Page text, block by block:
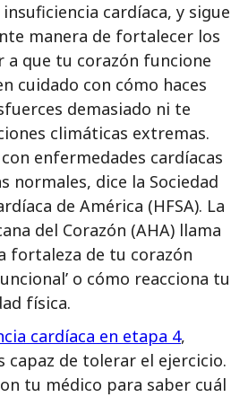
cardíaca, y sigue
manera de fortalecer los
a que tu corazón funcione
cuidado con cómo haces
demasiado ni te
climáticas extremas.
enfermedades cardíacas
normales, dice la Sociedad
de América (HFSA). La
del Corazón (AHA) llama
fortaleza de tu corazón
o cómo reacciona tu
física.
cardíaca en etapa 4,
capaz de tolerar el ejercicio.
tu médico para saber cuál